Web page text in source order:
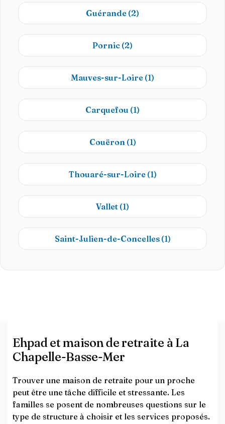
Guérande (2)
Pornic (2)
Mauves-sur-Loire (1)
Carquefou (1)
Couëron (1)
Thouaré-sur-Loire (1)
Vallet (1)
Saint-Julien-de-Concelles (1)
Ehpad et maison de retraite à La
Chapelle-Basse-Mer
Trouver une maison de retraite pour un proche
peut être une tâche difficile et stressante. Les
familles se posent de nombreuses questions sur le
type de structure à choisir et les services proposés.